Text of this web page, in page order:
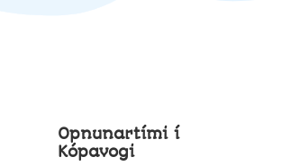
Opnunartími í
Kópavogi